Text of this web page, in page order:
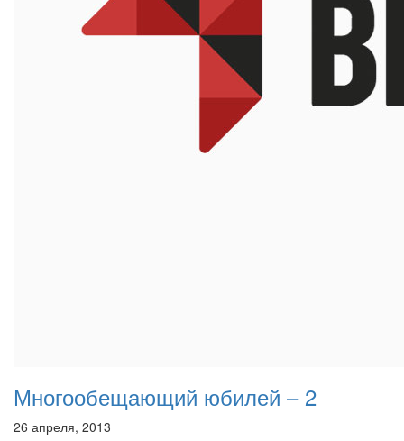
Многообещающий юбилей – 2
26 апреля, 2013